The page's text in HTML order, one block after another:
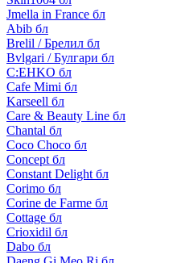
Jmella in France бл
Abib бл
Brelil / Брелил бл
Bvlgari / Булгари бл
C:EHKO бл
Cafe Mimi бл
Karseell бл
Care & Beauty Line бл
Chantal бл
Coco Choco бл
Concept бл
Constant Delight бл
Corimo бл
Corine de Farme бл
Cottage бл
Crioxidil бл
Dabo бл